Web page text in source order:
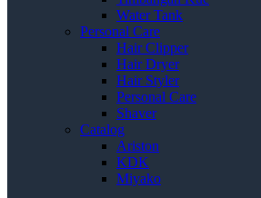
Water Tank
Personal Care
Hair Clipper
Hair Dryer
Hair Styler
Personal Care
Shaver
Catalog
Ariston
KDK
Miyako